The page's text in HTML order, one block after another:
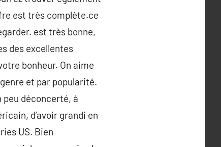
est très complète.ce
est très bonne,
des excellentes
bonheur. On aime
et par popularité.
peu déconcerté, à
d’avoir grandi en
US. Bien